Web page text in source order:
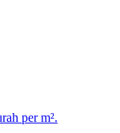
per m².